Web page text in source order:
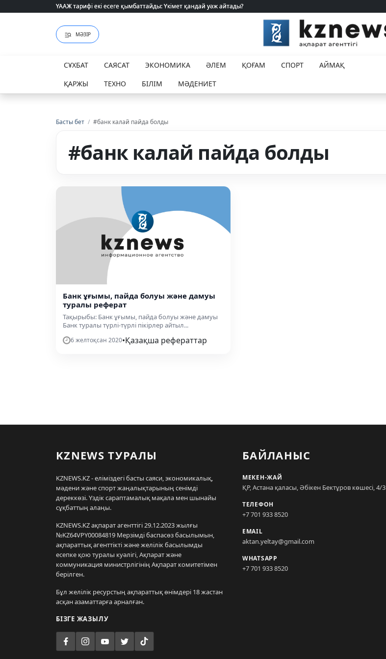
ҮААЖ тарифі екі есеге қымбаттайды: Үкімет қандай уәж айтады?
ҮААЖ тарифі екі есеге қымбаттайды: Үкімет қандай уәж айтады?
МӘЗІР
СҰХБАТ САЯСАТ ЭКОНОМИКА ӘЛЕМ ҚОҒАМ СПОРТ
АЙМАҚ
ҚАРЖЫ
ТЕХНО БІЛІМ МӘДЕНИЕТ
Басты бет / #банк калай пайда болды
#банк калай пайда болды
Банк ұғымы, пайда болуы және дамуы
туралы реферат
Тақырыбы: Банк ұғымы, пайда болуы және дамуы
Банк туралы түрлі-түрлі пікірлер айтыл...
6 желтоқсан 2020•Қазақша рефераттар
KZNEWS ТУРАЛЫ
KZNEWS.KZ - еліміздегі басты саяси, экономикалық,
мәдени және спорт жаңалықтарының сенімді
дереккөзі. Үздік сараптамалық мақала мен шынайы
сұқбаттың алаңы.
KZNEWS.KZ ақпарат агенттігі 29.12.2023 жылғы
№KZ64VPY00084819 Мерзімді баспасөз басылымын,
ақпараттық агенттікті және желілік басылымды
есепке қою туралы куәлігі, Ақпарат және
коммуникация министрлігінің Ақпарат комитетімен
берілген.
Бұл желілік ресурстың ақпараттық өнімдері 18 жастан
асқан азаматтарға арналған.
БІЗГЕ ЖАЗЫЛУ
БАЙЛАНЫС
МЕКЕН-ЖАЙ
ҚР, Астана қаласы, Әбікен Бектұров көшесі, 4/3
ТЕЛЕФОН
+7 701 933 8520
EMAIL
aktan.yeltay@gmail.com
WHATSAPP
+7 701 933 8520